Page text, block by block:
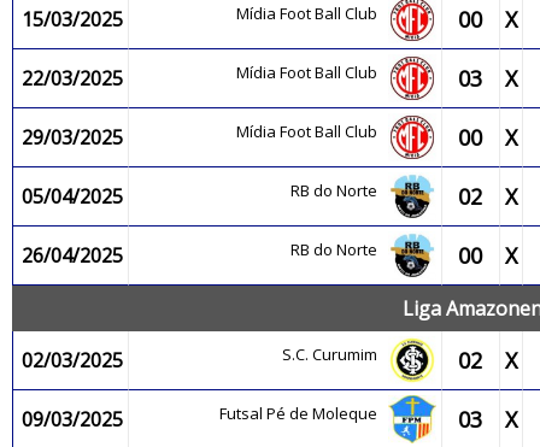
15/03/2025 Mídia Foot Ball Club 00 X
22/03/2025 Mídia Foot Ball Club 03 X
29/03/2025 Mídia Foot Ball Club 00 X
05/04/2025 RB do Norte 02 X
26/04/2025 RB do Norte 00 X
Liga
02/03/2025
S.C. Curumim 02 X
09/03/2025 Futsal Pé de Moleque 03 X